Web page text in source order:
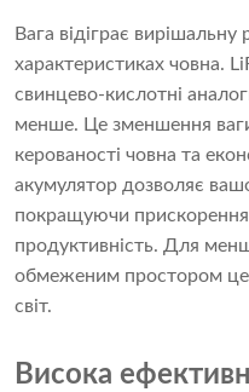
Вага відіграє вирішальну
характеристиках човна.
свинцево-кислотні
менше. Це зменшення
керованості човна та
акумулятор дозволяє
покращуючи
продуктивність. Для
обмеженим простором
світ.
Висока